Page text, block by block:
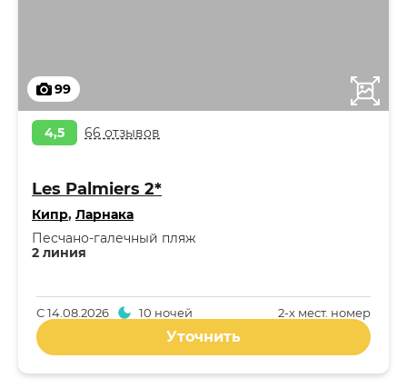
99
4,5 66 отзывов
Les Palmiers 2*
Кипр, Ларнака
2 линия
Песчано-галечный пляж
2-x мест. номер
С14.08.2026 10 ночей
Уточнить